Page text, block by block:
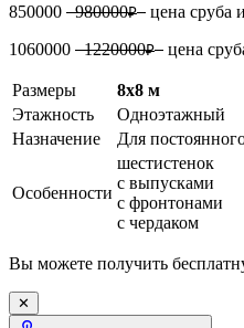
850000 980000₽
цена сруба
1060000 1220000₽ цена
Размеры
8х8 м
Этажность
Одноэтажный
Назначение
Для
Особенности
шестистенок
с выпусками
с фронтонами
с чердаком
Вы можете получить
✕